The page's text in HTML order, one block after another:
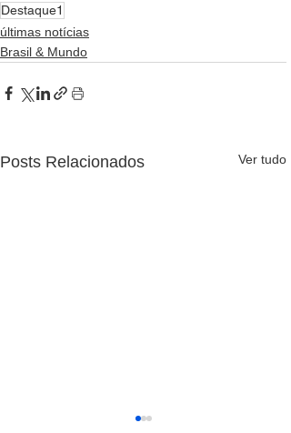
Destaque1
últimas notícias
Brasil & Mundo
Posts Relacionados Ver tudo